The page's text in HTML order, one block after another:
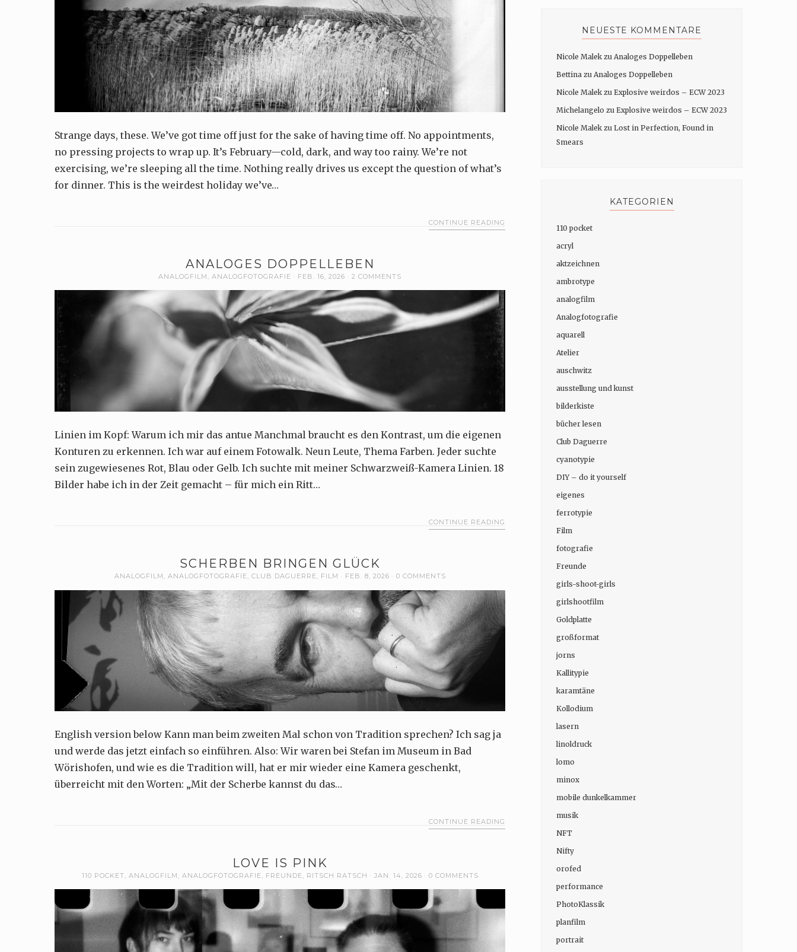
Strange days, these. We’ve got time off just for the sake of having time off. No appointments,
no pressing projects to wrap up. It’s February—cold, dark, and way too rainy. We’re not
exercising, we’re sleeping all the time. Nothing really drives us except the question of what’s
for dinner. This is the weirdest holiday we’ve…
CONTINUE READING
ANALOGES DOPPELLEBEN
ANALOGFILM ANALOGFOTOGRAFIE FEB. 16, 2026 2 COMMENTS
Linien im Kopf: Warum ich mir das antue Manchmal braucht es den Kontrast, um die eigenen
Konturen zu erkennen. Ich war auf einem Fotowalk. Neun Leute, Thema Farben. Jeder suchte
sein zugewiesenes Rot, Blau oder Gelb. Ich suchte mit meiner Schwarzweiß-Kamera Linien. 18
Bilder habe ich in der Zeit gemacht – für mich ein Ritt…
CONTINUE READING
SCHERBEN BRINGEN GLÜCK
ANALOGFILM , ANALOGFOTOGRAFIE, CLUB DAGUERRE, FILM FEB. 8, 2026 0 COMMENTS
English version below Kann man beim zweiten Mal schon von Tradition sprechen? Ich sag ja
und werde das jetzt einfach so einführen. Also: Wir waren bei Stefan im Museum in Bad
Wörishofen, und wie es die Tradition will, hat er mir wieder eine Kamera geschenkt,
überreicht mit den Worten: „Mit der Scherbe kannst du das…
CONTINUE READING
LOVE IS PINK
110 POCKET ANALOGFILM ANALOGFOTOGRAFIE FREUNDE RITSCH RATSCH JAN. 14, 2026 0 COMMENTS
NEUESTE KOMMENTARE
Nicole Malekzu Analoges Doppelleben
Bettina zu Analoges Doppelleben
Nicole Malekzu Explosive weirdos – ECW 2023
Michelangelo zu Explosive weirdos – ECW 2023
Nicole Malekzu Lost in Perfection, Found in
Smears
KATEGORIEN
110 pocket
acryl
aktzeichnen
ambrotype
analogfilm
Analogfotografie
aquarell
Atelier
auschwitz
ausstellung und kunst
bilderkiste
bücher lesen
Club Daguerre
cyanotypie
DIY – do it yourself
eigenes
ferrotypie
Film
fotografie
Freunde
girls-shoot-girls
girlshootfilm
Goldplatte
großformat
jorns
Kallitypie
karamtäne
Kollodium
lasern
linoldruck
lomo
minox
mobile dunkelkammer
musik
NFT
Nifty
orofed
performance
PhotoKlassik
planfilm
portrait